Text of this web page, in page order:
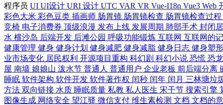
程序员 UI UI设计 URI 设计 UTC VAR VR Vue-I18n Vue3 Web
彩色大米 彩色豆类 插画师 肠胃镜 肠胃镜检查 肠胃镜检查过程
竞椅 电子消费券 顶级浪漫 发布上线 发展周期 肺部手术 封闭
水 横沙岛 后端开发 后滩公园 呼吸功能锻炼 互联网 互联网的
健康管理 健身 健身计划 健身减肥 健身减脂 健身日志 健身塑形
业市场变化 居民权利 开源项目重构 科幻剧 科幻小说 恐慌 恐
屋 南墙 娘娘山 泼水节 普通人 普通用户 企业老板 前后端分离
睡眠 软件架构 软件开发 软件著作权 闰秒 闰年 闰月 三林塘垃
方法 双向链接 水质 睡眠质量 私教 私人医生 宋干节 搜索引擎
图像生成 网络安全 望江驿 微信支付 维生素检测 文档 文档的